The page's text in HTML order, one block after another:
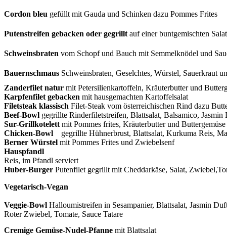
Cordon bleu gefüllt mit Gauda und Schinken dazu Pommes Frites
Putenstreifen gebacken oder gegrillt auf einer buntgemischten
Schweinsbraten vom Schopf und Bauch mit Semmelknödel und
Bauernschmaus Schweinsbraten, Geselchtes, Würstel, Sauerkraut
Zanderfilet natur mit Petersilienkartoffeln, Kräuterbutter und
Karpfenfilet gebacken mit hausgemachten Kartoffelsalat
Filetsteak klassisch Filet-Steak vom österreichischen Rind dazu
Beef-Bowl gegrillte Rinderfiletstreifen, Blattsalat, Balsamico,
Sur-Grillkotelett mit Pommes frites, Kräuterbutter und Buttergemüse
Chicken-Bowl
gegrillte Hühnerbrust, Blattsalat, Kurkuma Reis,
Berner Würstel mit Pommes Frites und Zwiebelsenf
Reis, im Pfandl serviert
Huber-Burger Putenfilet gegrillt mit Cheddarkäse, Salat,
Vegetarisch-Vegan
Veggie-Bowl Halloumistreifen in Sesampanier, Blattsalat, Jasmin
Roter Zwiebel, Tomate, Sauce Tatare
Cremige Gemüse-Nudel-Pfanne mit Blattsalat